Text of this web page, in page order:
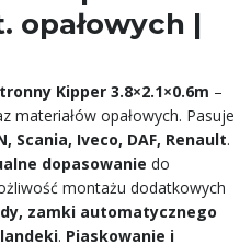
opałowych |
Kipper 3.8×2.1×0.6m –
materiałów opałowych. Pasuje
Scania, Iveco, DAF, Renault.
dopasowanie do
montażu dodatkowych
zamki automatycznego
. Piaskowanie i